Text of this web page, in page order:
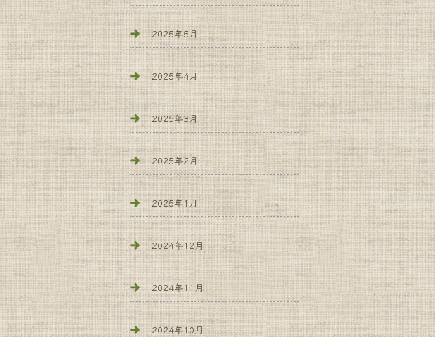
2025年5月
2025年4月
2025年3月
2025年2月
2025年1月
2024年12月
2024年11月
2024年10月